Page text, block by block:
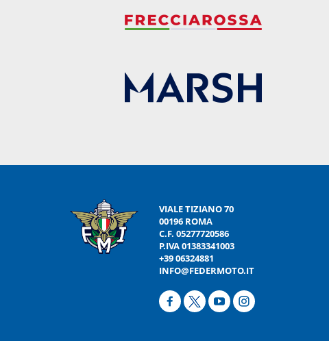
VIALE TIZIANO 70
00196 ROMA
C.F. 05277720586
P.IVA 01383341003
+39 06324881
INFO@FEDERMOTO.IT